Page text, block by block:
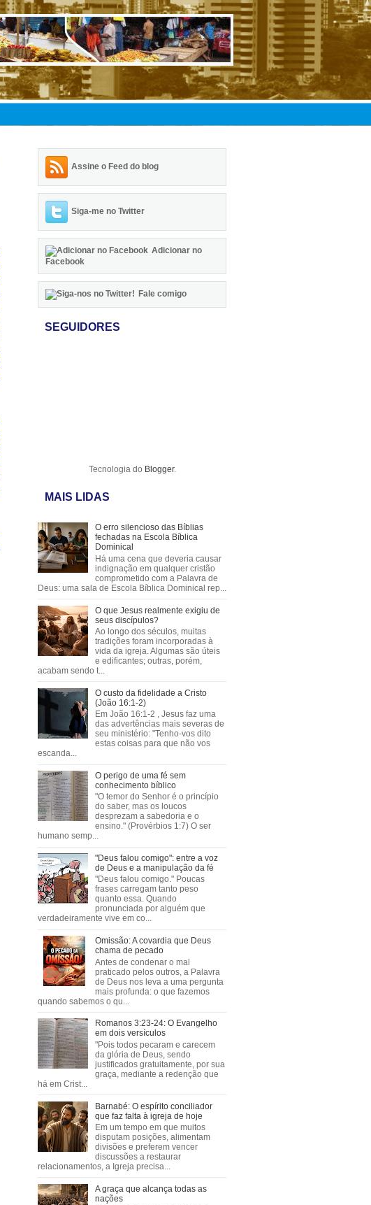
Assine o Feed do blog
Siga-me no Twitter
Adicionar no
Facebook
Fale comigo
SEGUIDORES
Tecnologia do Blogger.
MAIS LIDAS
O erro silencioso das Bíblias
fechadas na Escola Bíblica
Dominical
Há uma cena que deveria causar
indignação em qualquer cristão
comprometido com a Palavra de
Deus: uma sala de Escola Bíblica Dominical rep...
O que Jesus realmente exigiu de
seus discípulos?
Ao longo dos séculos, muitas
tradições foram incorporadas à
vida da igreja. Algumas são úteis
e edificantes; outras, porém,
acabam sendo t...
O custo da fidelidade a Cristo
(João 16:1-2)
Em João 16:1-2 , Jesus faz uma
das advertências mais severas de
seu ministério: "Tenho-vos dito
estas coisas para que não vos
escanda...
O perigo de uma fé sem
conhecimento bíblico
"O temor do Senhor é o princípio
do saber, mas os loucos
desprezam a sabedoria e o
ensino." (Provérbios 1:7) O ser
humano semp...
"Deus falou comigo": entre a voz
de Deus e a manipulação da fé
"Deus falou comigo." Poucas
frases carregam tanto peso
quanto essa. Quando
pronunciada por alguém que
verdadeiramente vive em co...
Omissão: A covardia que Deus
chama de pecado
Antes de condenar o mal
praticado pelos outros, a Palavra
de Deus nos leva a uma pergunta
mais profunda: o que fazemos
quando sabemos o qu...
Romanos 3:23-24: O Evangelho
em dois versículos
"Pois todos pecaram e carecem
da glória de Deus, sendo
justificados gratuitamente, por sua
graça, mediante a redenção que
há em Crist...
Barnabé: O espírito conciliador
que faz falta à igreja de hoje
Em um tempo em que muitos
disputam posições, alimentam
divisões e preferem vencer
discussões a restaurar
relacionamentos, a Igreja precisa...
A graça que alcança todas as
nações